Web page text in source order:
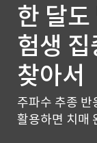
한 달
험생
찾아서
주파수 추종 반
활용하면 치매